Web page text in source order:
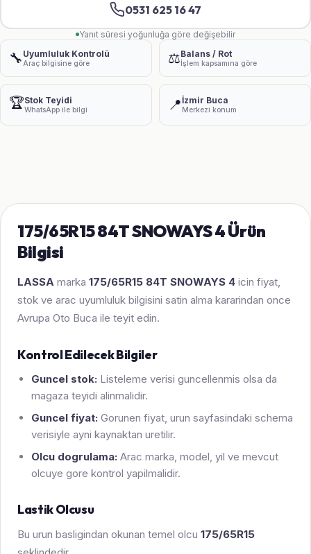
0531 625 16 47
Yanıt süresi yoğunluğa göre değişebilir
🔧 Uyumluluk Kontrolü
Araç bilgisine göre ⚖️Balans / Rot
İşlem kapsamına göre
🏆Stok Teyidi
WhatsApp ile bilgi 📍İzmir Buca
Merkezi konum
175/65R15 84T SNOWAYS 4 Ürün
Bilgisi
LASSA marka 175/65R15 84T SNOWAYS 4 icin fiyat,
stok ve arac uyumluluk bilgisini satin alma kararindan once
Avrupa Oto Buca ile teyit edin.
Kontrol Edilecek Bilgiler
Guncel stok: Listeleme verisi guncellenmis olsa da
magaza teyidi alinmalidir.
Guncel fiyat: Gorunen fiyat, urun sayfasindaki schema
verisiyle ayni kaynaktan uretilir.
Olcu dogrulama: Arac marka, model, yil ve mevcut
olcuye gore kontrol yapilmalidir.
Lastik Olcusu
Bu urun basligindan okunan temel olcu 175/65R15